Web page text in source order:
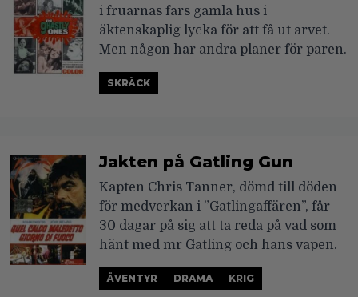
i fruarnas fars gamla hus i
äktenskaplig lycka för att få ut arvet.
Men någon har andra planer för paren.
SKRÄCK
Jakten på Gatling Gun
Kapten Chris Tanner, dömd till döden
för medverkan i ”Gatlingaffären”, får
30 dagar på sig att ta reda på vad som
hänt med mr Gatling och hans vapen.
ÄVENTYR DRAMA KRIG